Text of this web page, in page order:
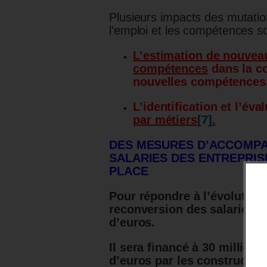
Plusieurs impacts des
l’emploi et les compétences
L’estimation de
compétences dans la
nouvelles
L’identification et
par métiers [7] .
DES MESURES
SALARIES DES
PLACE
Pour répondre à
reconversion des salariés
d’euros.
Il sera financé à 30 millions
d’euros par les